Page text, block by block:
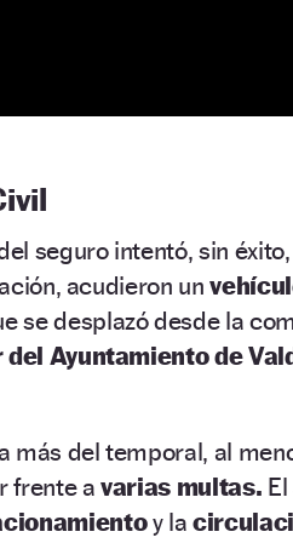
seguro intentó, sin
acudieron un
se desplazó desde la
Ayuntamiento de
más del temporal, al
frente a varias multas.
y la